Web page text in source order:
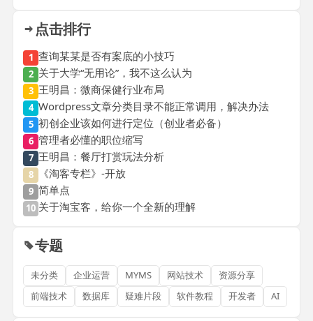
点击排行
1 查询某某是否有案底的小技巧
2 关于大学“无用论”，我不这么认为
3 王明昌：微商保健行业布局
4 Wordpress文章分类目录不能正常调用，解决办法
5 初创企业该如何进行定位（创业者必备）
6 管理者必懂的职位缩写
7 王明昌：餐厅打赏玩法分析
8 《淘客专栏》-开放
9 简单点
10 关于淘宝客，给你一个全新的理解
专题
未分类 企业运营 MYMS 网站技术
资源分享
前端技术
数据库 疑难片段 软件教程 开发者 AI